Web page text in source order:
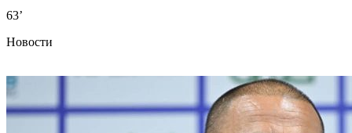
63’
Новости